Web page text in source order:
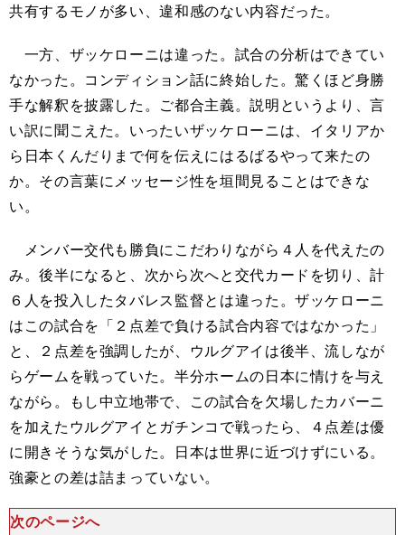
共有するモノが多い、違和感のない内容だった。
一方、ザッケローニは違った。試合の分析はできてい
なかった。コンディション話に終始した。驚くほど身勝
手な解釈を披露した。ご都合主義。説明というより、言
い訳に聞こえた。いったいザッケローニは、イタリアか
ら日本くんだりまで何を伝えにはるばるやって来たの
か。その言葉にメッセージ性を垣間見ることはできな
い。
メンバー交代も勝負にこだわりながら４人を代えたの
み。後半になると、次から次へと交代カードを切り、計
６人を投入したタバレス監督とは違った。ザッケローニ
はこの試合を「２点差で負ける試合内容ではなかった」
と、２点差を強調したが、ウルグアイは後半、流しなが
らゲームを戦っていた。半分ホームの日本に情けを与え
ながら。もし中立地帯で、この試合を欠場したカバーニ
を加えたウルグアイとガチンコで戦ったら、４点差は優
に開きそうな気がした。日本は世界に近づけずにいる。
強豪との差は詰まっていない。
次のページへ